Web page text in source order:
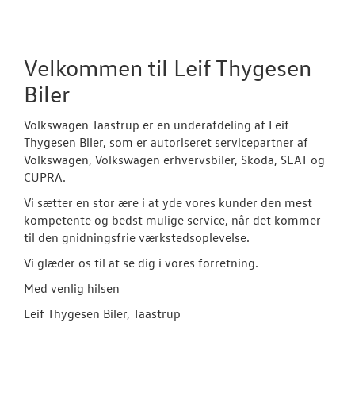
Velkommen til Leif Thygesen
Biler
Volkswagen Taastrup er en underafdeling af Leif
Thygesen Biler, som er autoriseret servicepartner af
Volkswagen, Volkswagen erhvervsbiler, Skoda, SEAT og
CUPRA.
Vi sætter en stor ære i at yde vores kunder den mest
kompetente og bedst mulige service, når det kommer
til den gnidningsfrie værkstedsoplevelse.
Vi glæder os til at se dig i vores forretning.
Med venlig hilsen
Leif Thygesen Biler, Taastrup